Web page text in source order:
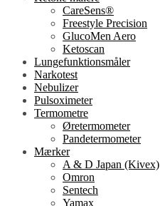
CareSens®
Freestyle Precision
GlucoMen Aero
Ketoscan
Lungefunktionsmåler
Narkotest
Nebulizer
Pulsoximeter
Termometre
Øretermometer
Pandetermometer
Mærker
A & D Japan (Kivex)
Omron
Sentech
Yamax